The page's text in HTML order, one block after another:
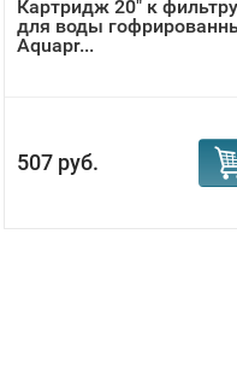
Картридж 20" к фильтру
для воды
Aquapr...
507 руб.